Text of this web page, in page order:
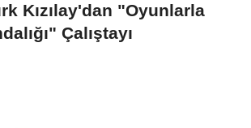
Kızılay'dan "Oyunlarla
Çalıştayı